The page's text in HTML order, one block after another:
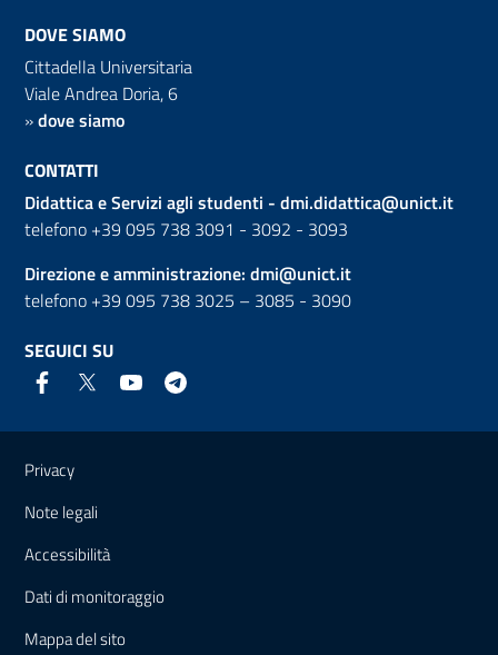
DOVE SIAMO
Cittadella Universitaria
Viale Andrea Doria, 6
»dove siamo
CONTATTI
Didattica e Servizi agli studenti - dmi.didattica@unict.it
telefono +39 095 738 3091 - 3092 - 3093
Direzione e amministrazione: dmi@unict.it
telefono +39 095 738 3025 – 3085 - 3090
SEGUICI SU
Link e informazioni utili
Privacy
Note legali
Accessibilità
Dati di monitoraggio
Mappa del sito